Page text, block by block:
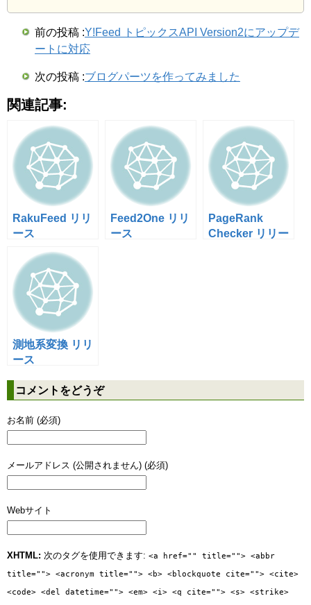
46
47
49
50
51
52
53
56
57
58
61
62
64
65
66
67
68
69
70
}
}
//numstring length check(add and remove)
if
count ( $numstring
for($idx = count($numstring
$numstring
array_slice $numstring 0,
//Check digit
foreach
($numstring as $value ) {
$checksum
$checksum +
if (( $checksum % 19) == ) {
$checkdigit
}
//leader + number + checkdigit + trailer
$numstring
}
前の投稿 :Y!Feed トピックスAPI Version2にアップデ
ートに対応
次の投稿 :ブログパーツを作ってみました
関連記事:
RakuFeed リリ
ース
Feed2One リリ
ース
PageRank
Checker リリー
測地系変換 リリ
ース
コメントをどうぞ
お名前 (必須)
メールアドレス (公開されません) (必須)
Webサイト
XHTML: 次のタグを使用できます: <a href="" title=""> <abbr
title=""> <acronym title=""> <b> <blockquote cite=""> <cite>
<code> <del datetime=""> <em> <i> <q cite=""> <s> <strike>